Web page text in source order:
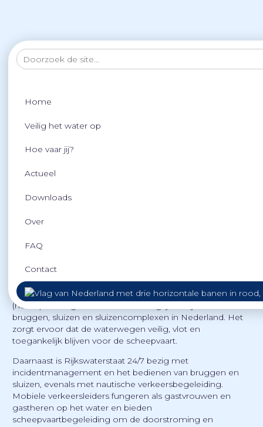
Home
Veilig het water op
Hoe vaar jij?
Actueel
Downloads
Over
FAQ
Contact
Home Partners Rijkswaterstaat
Rijkswaterstaat
ministerie van Infrastructuur en Waterstaat en werkt
Nederland.
Rijkswaterstaat beheert en onderhoudt de
(hoofd)vaarwegen en diverse belangrijke objecten zoals
bruggen, sluizen en sluizencomplexen in Nederland. Het
zorgt ervoor dat de waterwegen veilig, vlot en
toegankelijk blijven voor de scheepvaart.
Daarnaast is Rijkswaterstaat 24/7 bezig met
incidentmanagement en het bedienen van bruggen en
sluizen, evenals met nautische verkeersbegeleiding.
Mobiele verkeersleiders fungeren als gastvrouwen en
gastheren op het water en bieden
scheepvaartbegeleiding om de doorstroming en